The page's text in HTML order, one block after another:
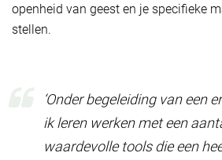
openheid van geest en je specifieke
stellen.
‘Onder begeleiding van een
ik leren werken met een
waardevolle tools die een